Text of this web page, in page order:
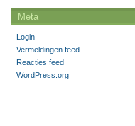
Meta
Login
Vermeldingen feed
Reacties feed
WordPress.org